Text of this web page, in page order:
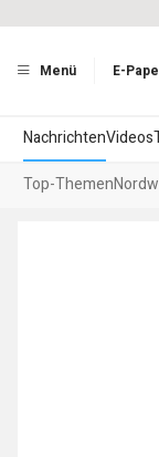
Menü E-
NachrichtenVideos
Top-Themen